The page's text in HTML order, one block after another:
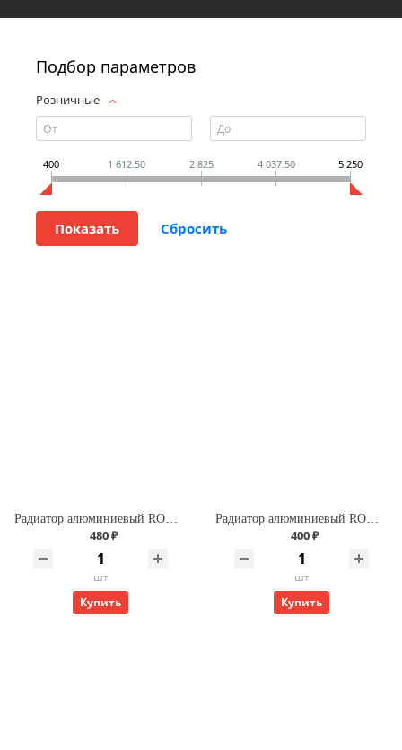
Подбор параметров
Розничные
400 1 612.50 2 825 4 037.50 5 250
Радиатор алюминиевый ROMMER Profi 500 (AL500-80-80-100) (RAL9016)
480 ₽
шт
Купить
Радиатор алюминиевый ROMMER Profi 350 (AL350-80-80-080) (RAL9016)
400 ₽
шт
Купить